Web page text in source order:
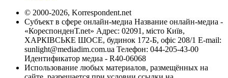
© 2000-2026, Korrespondent.net
Субъект в сфере онлайн-медиа Название онлайн-медиа -
«КореспонденТ.net» Адрес: 02091, місто Київ,
ХАРКІВСЬКЕ ШОСЕ, будинок 172-Б, офіс 208/1 E-mail:
sunlight@mediadim.com.ua Телефон: 044-205-43-00
Идентификатор медиа - R40-06068
Использование любых материалов, размещённых на